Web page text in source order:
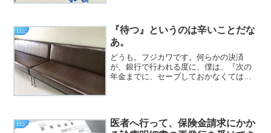
っかおかしくなるよね？ ...
日記
『待つ』というのは辛いことだな
あ。
どうも。フジカワです。何らかの決済
が、銀行で行われる度に、僕は、『次の
年金までに、セーブしておかなくてはな
日記
医者へ行って、保険金請求にかか